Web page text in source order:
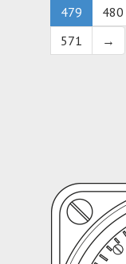
479
480
571
→